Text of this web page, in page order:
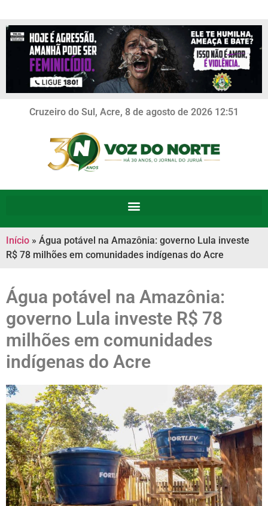
Cruzeiro do Sul, Acre, 8 de agosto de 2026 12:51
Início » Água potável na Amazônia: governo Lula investe
R$ 78 milhões em comunidades indígenas do Acre
Água potável na Amazônia:
governo Lula investe R$ 78
milhões em comunidades
indígenas do Acre